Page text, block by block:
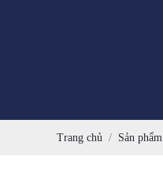
Trang chủ Sản phẩm